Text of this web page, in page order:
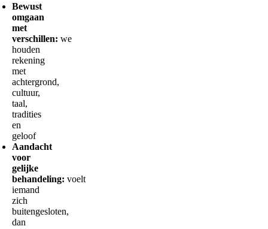
Bewust
omgaan
met
verschillen: we
houden
rekening
met
achtergrond,
cultuur,
taal,
tradities
en
geloof
Aandacht
voor
gelijke
behandeling: voelt
iemand
zich
buitengesloten,
dan